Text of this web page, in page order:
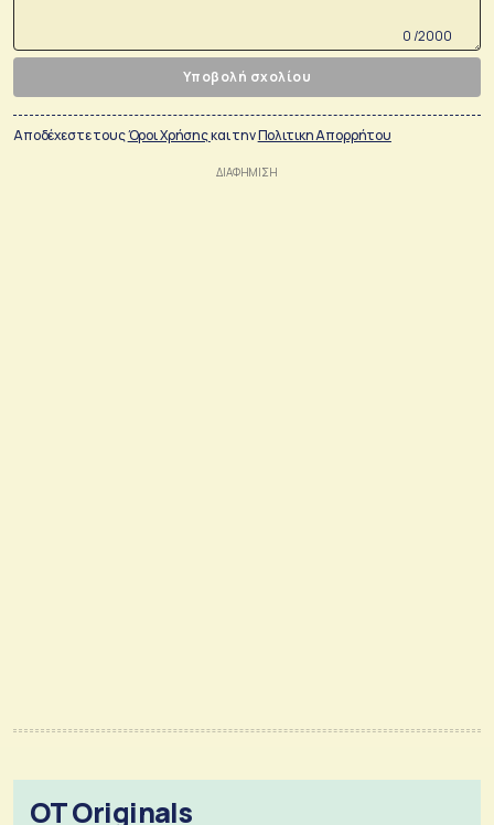
0 /2000
Υποβολή σχολίου
Αποδέχεστε τουςΌροι Χρήσηςκαι τηνΠολιτικη Απορρήτου
OT Originals